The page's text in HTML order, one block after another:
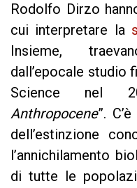
Rodolfo Dirzo
cui interpretare la
Insieme,
dall’epocale studio
Science nel
Anthropocene”.
dell’estinzione
l’annichilamento
di tutte le